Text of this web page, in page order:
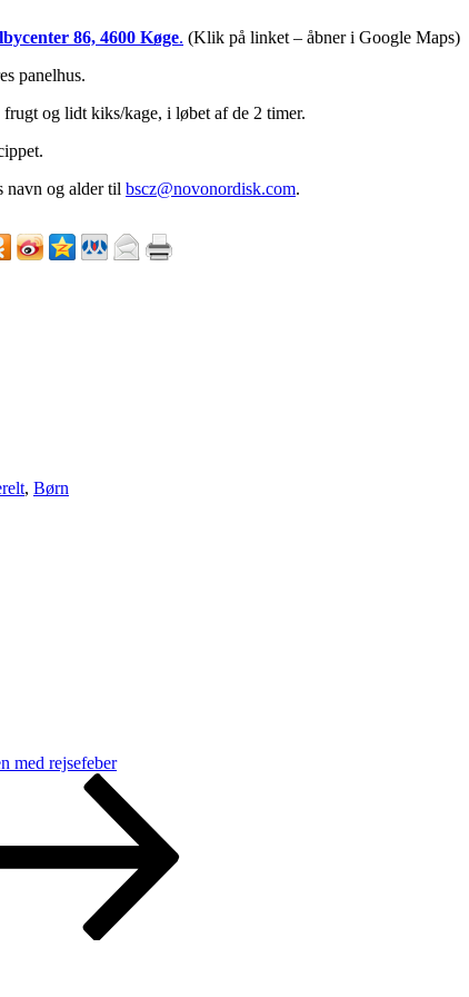
86, 4600 Køge. (Klik på linket – åbner i Google Maps)
panelhus.
og lidt kiks/kage, i løbet af de 2 timer.
navn og alder til bscz@novonordisk.com.
, Børn
med rejsefeber